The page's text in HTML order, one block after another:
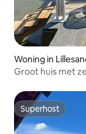
Woning in
Groot huis met
Superhost
Superhost